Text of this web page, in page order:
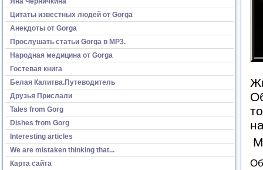
Цитаты известных людей от Gorga
Анекдоты от Gorga
Прослушать статьи Gorga в МР3.
Народная медицина от Gorga
Гостевая книга
Белая Калитва.Путеводитель
Друзья Прислали
Tales from Gorg
Dishes from Gorg
Interesting articles
We are mistaken thinking that...
Карта сайта